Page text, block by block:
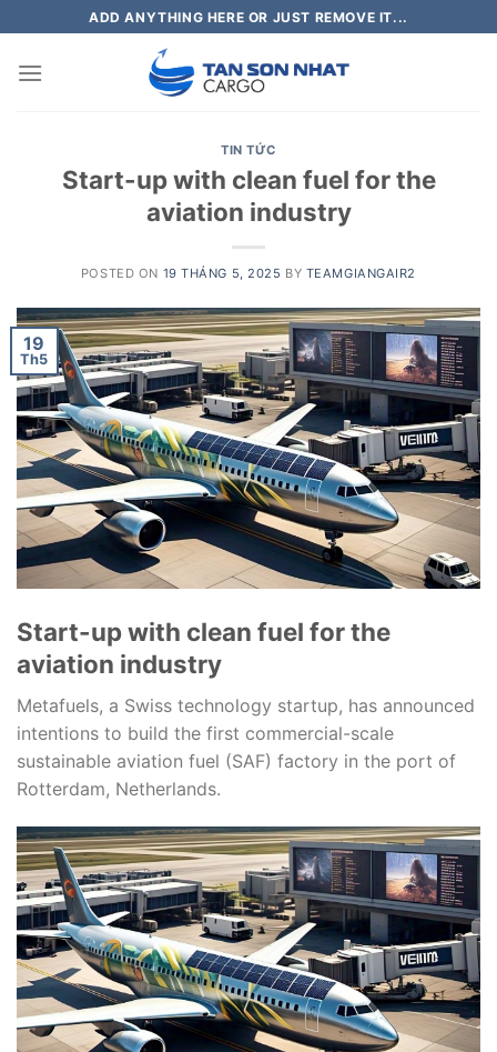
to
content
ADD ANYTHING HERE OR JUST REMOVE IT...
TIN TỨC
Start-up with clean fuel for the
aviation industry
POSTED ON 19 THÁNG 5, 2025 BY TEAMGIANGAIR2
19
Th5
Start-up with clean fuel for the
aviation industry
Metafuels, a Swiss technology startup, has announced
intentions to build the first commercial-scale
sustainable aviation fuel (SAF) factory in the port of
Rotterdam, Netherlands.